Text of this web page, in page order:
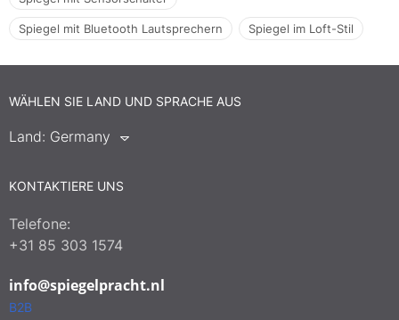
Spiegel mit Bluetooth Lautsprechern Spiegel im Loft-Stil
WÄHLEN SIE LAND UND SPRACHE AUS
Land: Germany
KONTAKTIERE UNS
Telefone:
+31 85 303 1574
info@spiegelpracht.nl
B2B